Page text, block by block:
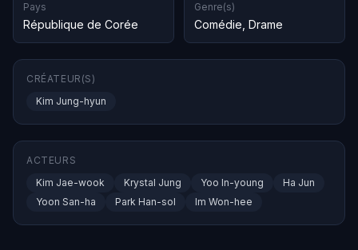
Pays
République de Corée
Genre(s)
Comédie Drame
CRÉATEUR(S)
Kim Jung-hyun
ACTEURS
Kim Jae-wook
Krystal Jung Yoo In-young
Ha Jun
Yoon San-ha
Park Han-sol Im Won-hee